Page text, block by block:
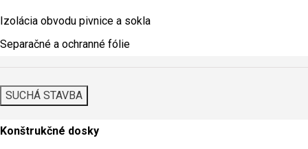
Izolácia obvodu pivnice a sokla
Separačné a ochranné fólie
SUCHÁ STAVBA
Konštrukčné dosky